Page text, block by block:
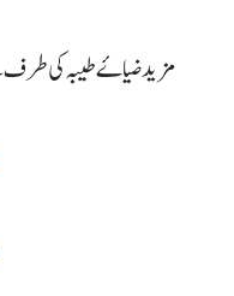
مزید ضیاۓ طیبہ کی